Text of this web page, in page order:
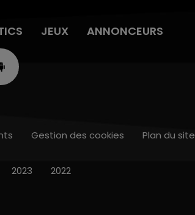
JEUX ANNONCEURS
Gestion des cookies Plan du site
2023 2022